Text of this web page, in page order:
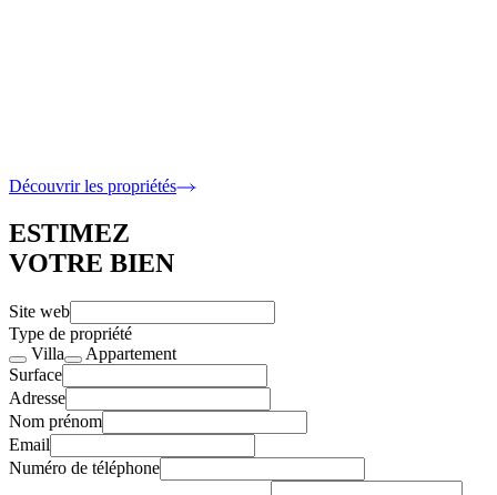
5 Chambres · 317 m2 intérieur
Découvrir les propriétés
ESTIMEZ
VOTRE BIEN
Site web
Type de propriété
Villa
Appartement
Surface
Adresse
Nom prénom
Email
Numéro de téléphone